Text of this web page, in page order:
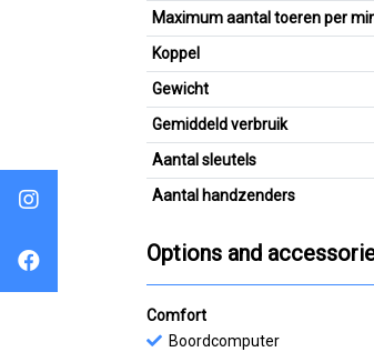
Maximum aantal toeren per
Koppel
Gewicht
Gemiddeld verbruik
Aantal sleutels
Aantal handzenders
Options and
Comfort
Boordcomputer